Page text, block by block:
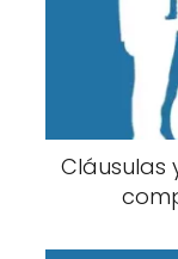
Cláusulas